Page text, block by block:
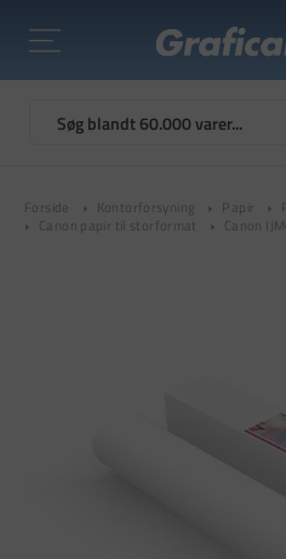
Forside Kontorforsyning Papir
Canon papir til storformat
Canon